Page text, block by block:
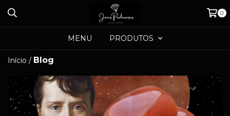
0
MENU PRODUTOS
Início / Blog